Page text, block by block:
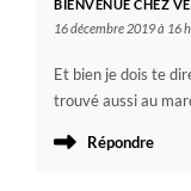
BIENVENUE CHEZ
16 décembre 2019 à 16
Et bien je dois te
trouvé aussi au
Répondre